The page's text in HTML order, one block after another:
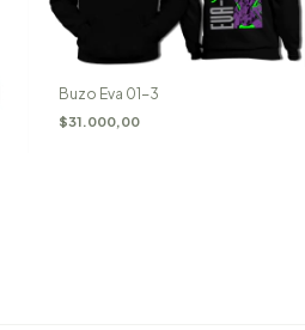
Buzo Eva 01-3
$31.000,00